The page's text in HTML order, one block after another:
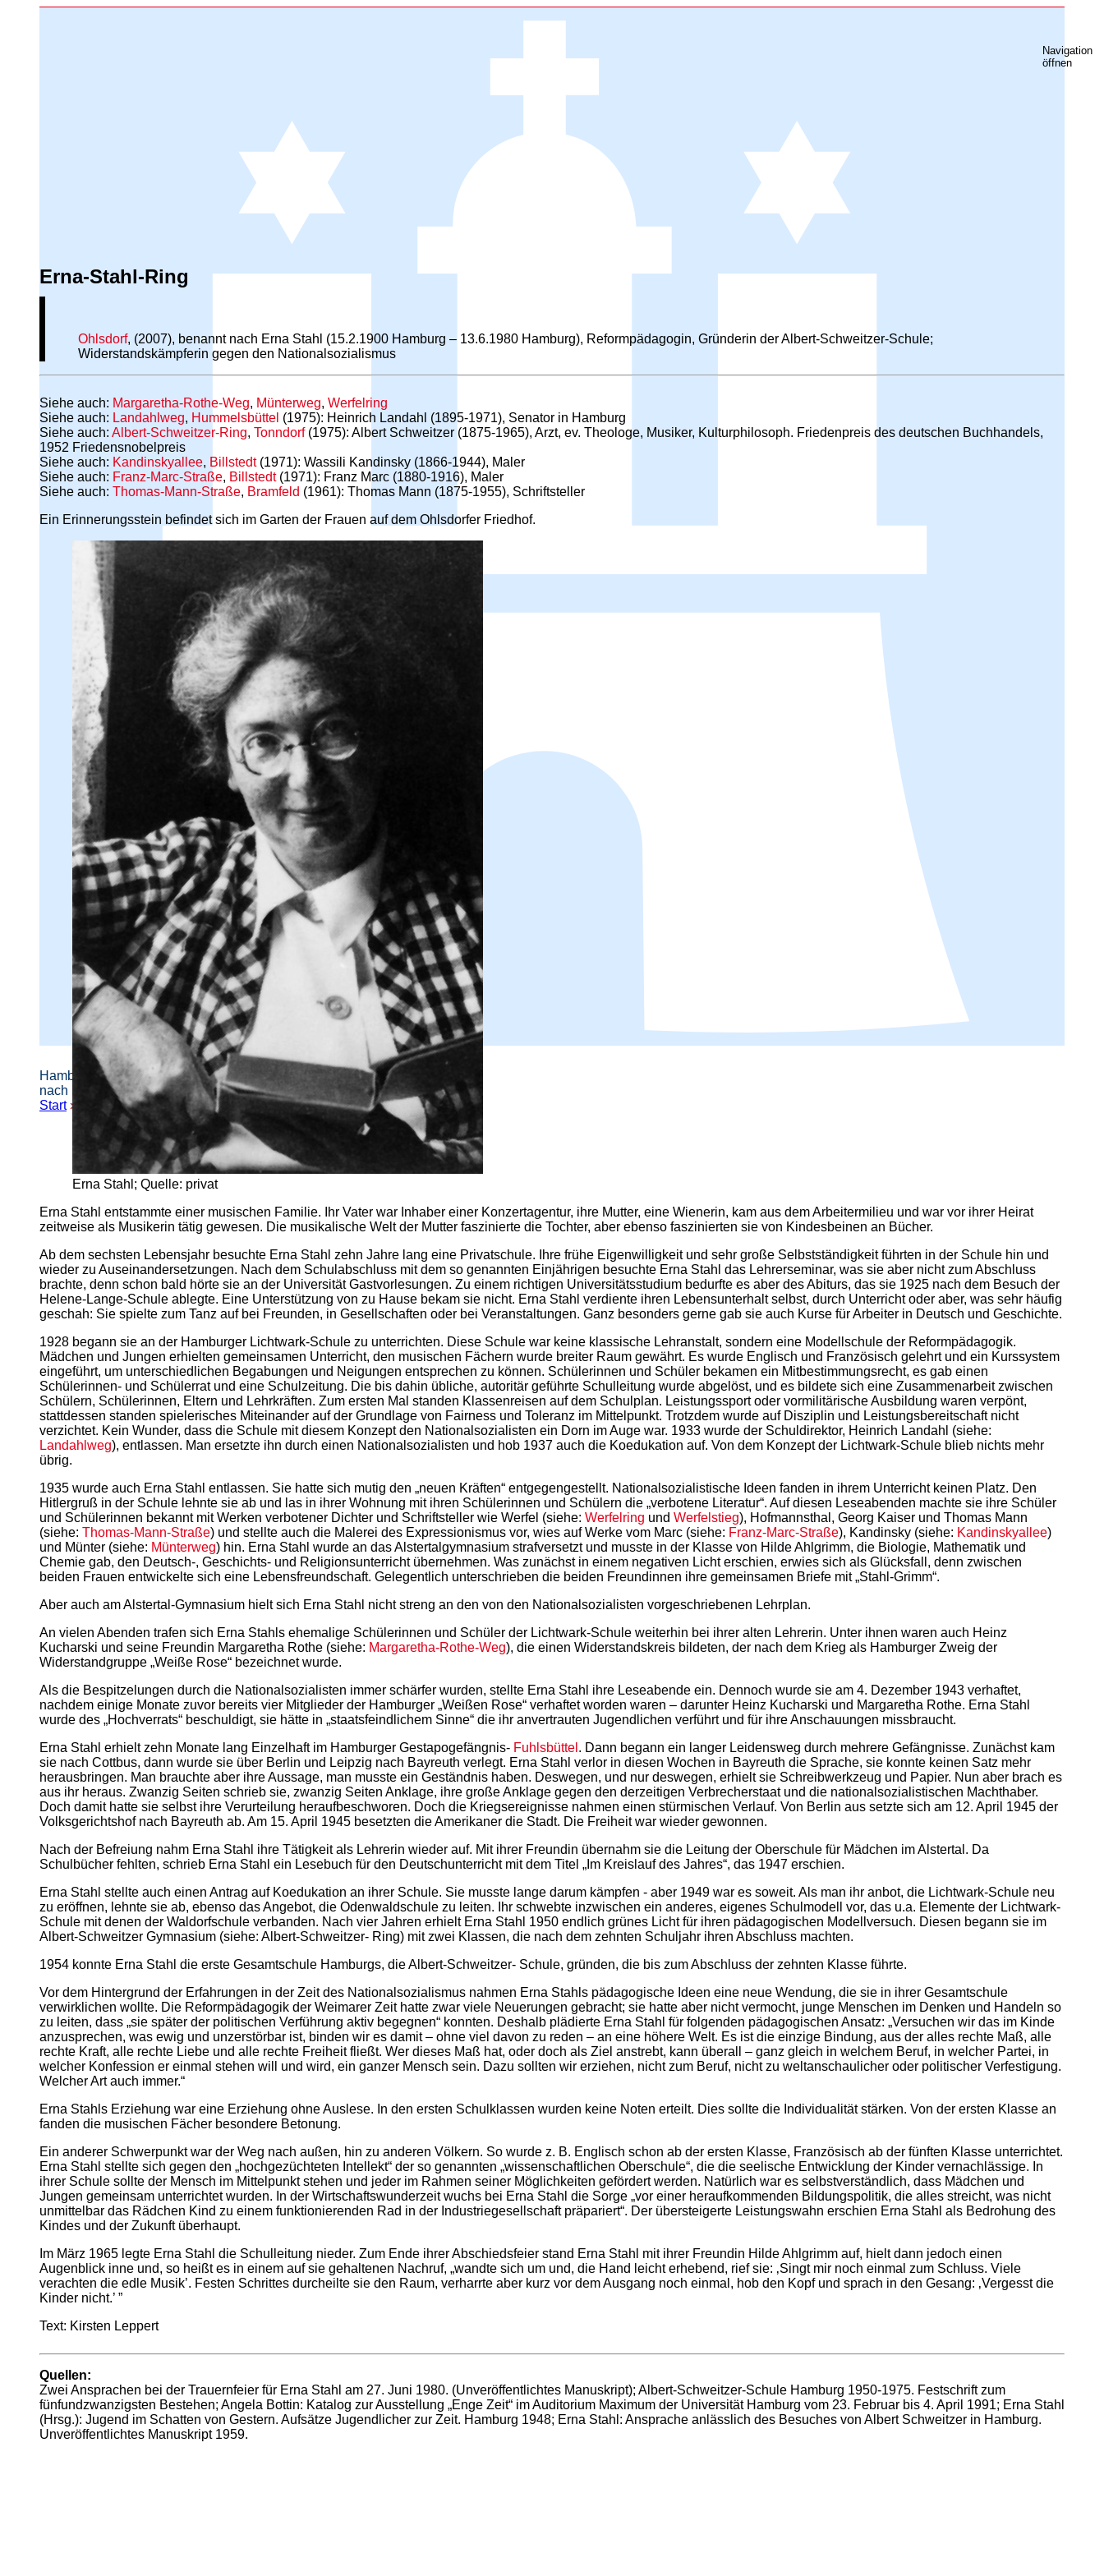
Hamburger Straßennamen -
nach Personen benannt
Start» Erweiterte Suche» Erna-Stahl-Ring
Navigation
öffnen
Erna-Stahl-Ring
Ohlsdorf, (2007), benannt nach Erna Stahl (15.2.1900 Hamburg – 13.6.1980 Hamburg), Reformpädagogin, Gründerin der Albert-Schweitzer-Schule;
Widerstandskämpferin gegen den Nationalsozialismus
Siehe auch: Margaretha-Rothe-Weg, Münterweg, Werfelring
Siehe auch: Landahlweg, Hummelsbüttel (1975): Heinrich Landahl (1895-1971), Senator in Hamburg
Siehe auch: Albert-Schweitzer-Ring, Tonndorf(1975): Albert Schweitzer (1875-1965), Arzt, ev. Theologe, Musiker, Kulturphilosoph. Friedenpreis des deutschen Buchhandels,
1952 Friedensnobelpreis
Siehe auch: Kandinskyallee, Billstedt(1971): Wassili Kandinsky (1866-1944), Maler
Siehe auch: Franz-Marc-Straße, Billstedt(1971): Franz Marc (1880-1916), Maler
Siehe auch: Thomas-Mann-Straße, Bramfeld (1961): Thomas Mann (1875-1955), Schriftsteller
Ein Erinnerungsstein befindet sich im Garten der Frauen auf dem Ohlsdorfer Friedhof.
Erna Stahl; Quelle: privat
Erna Stahl entstammte einer musischen Familie. Ihr Vater war Inhaber einer Konzertagentur, ihre Mutter, eine Wienerin, kam aus dem Arbeitermilieu und war vor ihrer Heirat
zeitweise als Musikerin tätig gewesen. Die musikalische Welt der Mutter faszinierte die Tochter, aber ebenso faszinierten sie von Kindesbeinen an Bücher.
Ab dem sechsten Lebensjahr besuchte Erna Stahl zehn Jahre lang eine Privatschule. Ihre frühe Eigenwilligkeit und sehr große Selbstständigkeit führten in der Schule hin und
wieder zu Auseinandersetzungen. Nach dem Schulabschluss mit dem so genannten Einjährigen besuchte Erna Stahl das Lehrerseminar, was sie aber nicht zum Abschluss
brachte, denn schon bald hörte sie an der Universität Gastvorlesungen. Zu einem richtigen Universitätsstudium bedurfte es aber des Abiturs, das sie 1925 nach dem Besuch der
Helene-Lange-Schule ablegte. Eine Unterstützung von zu Hause bekam sie nicht. Erna Stahl verdiente ihren Lebensunterhalt selbst, durch Unterricht oder aber, was sehr häufig
geschah: Sie spielte zum Tanz auf bei Freunden, in Gesellschaften oder bei Veranstaltungen. Ganz besonders gerne gab sie auch Kurse für Arbeiter in Deutsch und Geschichte.
1928 begann sie an der Hamburger Lichtwark-Schule zu unterrichten. Diese Schule war keine klassische Lehranstalt, sondern eine Modellschule der Reformpädagogik.
Mädchen und Jungen erhielten gemeinsamen Unterricht, den musischen Fächern wurde breiter Raum gewährt. Es wurde Englisch und Französisch gelehrt und ein Kurssystem
eingeführt, um unterschiedlichen Begabungen und Neigungen entsprechen zu können. Schülerinnen und Schüler bekamen ein Mitbestimmungsrecht, es gab einen
Schülerinnen- und Schülerrat und eine Schulzeitung. Die bis dahin übliche, autoritär geführte Schulleitung wurde abgelöst, und es bildete sich eine Zusammenarbeit zwischen
Schülern, Schülerinnen, Eltern und Lehrkräften. Zum ersten Mal standen Klassenreisen auf dem Schulplan. Leistungssport oder vormilitärische Ausbildung waren verpönt,
stattdessen standen spielerisches Miteinander auf der Grundlage von Fairness und Toleranz im Mittelpunkt. Trotzdem wurde auf Disziplin und Leistungsbereitschaft nicht
verzichtet. Kein Wunder, dass die Schule mit diesem Konzept den Nationalsozialisten ein Dorn im Auge war. 1933 wurde der Schuldirektor, Heinrich Landahl (siehe:
Landahlweg), entlassen. Man ersetzte ihn durch einen Nationalsozialisten und hob 1937 auch die Koedukation auf. Von dem Konzept der Lichtwark-Schule blieb nichts mehr
übrig.
1935 wurde auch Erna Stahl entlassen. Sie hatte sich mutig den „neuen Kräften“ entgegengestellt. Nationalsozialistische Ideen fanden in ihrem Unterricht keinen Platz. Den
Hitlergruß in der Schule lehnte sie ab und las in ihrer Wohnung mit ihren Schülerinnen und Schülern die „verbotene Literatur“. Auf diesen Leseabenden machte sie ihre Schüler
und Schülerinnen bekannt mit Werken verbotener Dichter und Schriftsteller wie Werfel (siehe: Werfelring und Werfelstieg), Hofmannsthal, Georg Kaiser und Thomas Mann
(siehe: Thomas-Mann-Straße) und stellte auch die Malerei des Expressionismus vor, wies auf Werke vom Marc (siehe: Franz-Marc-Straße), Kandinsky (siehe: Kandinskyallee)
und Münter (siehe: Münterweg) hin. Erna Stahl wurde an das Alstertalgymnasium strafversetzt und musste in der Klasse von Hilde Ahlgrimm, die Biologie, Mathematik und
Chemie gab, den Deutsch-, Geschichts- und Religionsunterricht übernehmen. Was zunächst in einem negativen Licht erschien, erwies sich als Glücksfall, denn zwischen
beiden Frauen entwickelte sich eine Lebensfreundschaft. Gelegentlich unterschrieben die beiden Freundinnen ihre gemeinsamen Briefe mit „Stahl-Grimm“.
Aber auch am Alstertal-Gymnasium hielt sich Erna Stahl nicht streng an den von den Nationalsozialisten vorgeschriebenen Lehrplan.
An vielen Abenden trafen sich Erna Stahls ehemalige Schülerinnen und Schüler der Lichtwark-Schule weiterhin bei ihrer alten Lehrerin. Unter ihnen waren auch Heinz
Kucharski und seine Freundin Margaretha Rothe (siehe: Margaretha-Rothe-Weg), die einen Widerstandskreis bildeten, der nach dem Krieg als Hamburger Zweig der
Widerstandgruppe „Weiße Rose“ bezeichnet wurde.
Als die Bespitzelungen durch die Nationalsozialisten immer schärfer wurden, stellte Erna Stahl ihre Leseabende ein. Dennoch wurde sie am 4. Dezember 1943 verhaftet,
nachdem einige Monate zuvor bereits vier Mitglieder der Hamburger „Weißen Rose“ verhaftet worden waren – darunter Heinz Kucharski und Margaretha Rothe. Erna Stahl
wurde des „Hochverrats“ beschuldigt, sie hätte in „staatsfeindlichem Sinne“ die ihr anvertrauten Jugendlichen verführt und für ihre Anschauungen missbraucht.
Erna Stahl erhielt zehn Monate lang Einzelhaft im Hamburger Gestapogefängnis- Fuhlsbüttel . Dann begann ein langer Leidensweg durch mehrere Gefängnisse. Zunächst kam
sie nach Cottbus, dann wurde sie über Berlin und Leipzig nach Bayreuth verlegt. Erna Stahl verlor in diesen Wochen in Bayreuth die Sprache, sie konnte keinen Satz mehr
herausbringen. Man brauchte aber ihre Aussage, man musste ein Geständnis haben. Deswegen, und nur deswegen, erhielt sie Schreibwerkzeug und Papier. Nun aber brach es
aus ihr heraus. Zwanzig Seiten schrieb sie, zwanzig Seiten Anklage, ihre große Anklage gegen den derzeitigen Verbrecherstaat und die nationalsozialistischen Machthaber.
Doch damit hatte sie selbst ihre Verurteilung heraufbeschworen. Doch die Kriegsereignisse nahmen einen stürmischen Verlauf. Von Berlin aus setzte sich am 12. April 1945 der
Volksgerichtshof nach Bayreuth ab. Am 15. April 1945 besetzten die Amerikaner die Stadt. Die Freiheit war wieder gewonnen.
Nach der Befreiung nahm Erna Stahl ihre Tätigkeit als Lehrerin wieder auf. Mit ihrer Freundin übernahm sie die Leitung der Oberschule für Mädchen im Alstertal. Da
Schulbücher fehlten, schrieb Erna Stahl ein Lesebuch für den Deutschunterricht mit dem Titel „Im Kreislauf des Jahres“, das 1947 erschien.
Erna Stahl stellte auch einen Antrag auf Koedukation an ihrer Schule. Sie musste lange darum kämpfen - aber 1949 war es soweit. Als man ihr anbot, die Lichtwark-Schule neu
zu eröffnen, lehnte sie ab, ebenso das Angebot, die Odenwaldschule zu leiten. Ihr schwebte inzwischen ein anderes, eigenes Schulmodell vor, das u.a. Elemente der Lichtwark-
Schule mit denen der Waldorfschule verbanden. Nach vier Jahren erhielt Erna Stahl 1950 endlich grünes Licht für ihren pädagogischen Modellversuch. Diesen begann sie im
Albert-Schweitzer Gymnasium (siehe: Albert-Schweitzer- Ring) mit zwei Klassen, die nach dem zehnten Schuljahr ihren Abschluss machten.
1954 konnte Erna Stahl die erste Gesamtschule Hamburgs, die Albert-Schweitzer- Schule, gründen, die bis zum Abschluss der zehnten Klasse führte.
Vor dem Hintergrund der Erfahrungen in der Zeit des Nationalsozialismus nahmen Erna Stahls pädagogische Ideen eine neue Wendung, die sie in ihrer Gesamtschule
verwirklichen wollte. Die Reformpädagogik der Weimarer Zeit hatte zwar viele Neuerungen gebracht; sie hatte aber nicht vermocht, junge Menschen im Denken und Handeln so
zu leiten, dass „sie später der politischen Verführung aktiv begegnen“ konnten. Deshalb plädierte Erna Stahl für folgenden pädagogischen Ansatz: „Versuchen wir das im Kinde
anzusprechen, was ewig und unzerstörbar ist, binden wir es damit – ohne viel davon zu reden – an eine höhere Welt. Es ist die einzige Bindung, aus der alles rechte Maß, alle
rechte Kraft, alle rechte Liebe und alle rechte Freiheit fließt. Wer dieses Maß hat, oder doch als Ziel anstrebt, kann überall – ganz gleich in welchem Beruf, in welcher Partei, in
welcher Konfession er einmal stehen will und wird, ein ganzer Mensch sein. Dazu sollten wir erziehen, nicht zum Beruf, nicht zu weltanschaulicher oder politischer Verfestigung.
Welcher Art auch immer.“
Erna Stahls Erziehung war eine Erziehung ohne Auslese. In den ersten Schulklassen wurden keine Noten erteilt. Dies sollte die Individualität stärken. Von der ersten Klasse an
fanden die musischen Fächer besondere Betonung.
Ein anderer Schwerpunkt war der Weg nach außen, hin zu anderen Völkern. So wurde z. B. Englisch schon ab der ersten Klasse, Französisch ab der fünften Klasse unterrichtet.
Erna Stahl stellte sich gegen den „hochgezüchteten Intellekt“ der so genannten „wissenschaftlichen Oberschule“, die die seelische Entwicklung der Kinder vernachlässige. In
ihrer Schule sollte der Mensch im Mittelpunkt stehen und jeder im Rahmen seiner Möglichkeiten gefördert werden. Natürlich war es selbstverständlich, dass Mädchen und
Jungen gemeinsam unterrichtet wurden. In der Wirtschaftswunderzeit wuchs bei Erna Stahl die Sorge „vor einer heraufkommenden Bildungspolitik, die alles streicht, was nicht
unmittelbar das Rädchen Kind zu einem funktionierenden Rad in der Industriegesellschaft präpariert“. Der übersteigerte Leistungswahn erschien Erna Stahl als Bedrohung des
Kindes und der Zukunft überhaupt.
Im März 1965 legte Erna Stahl die Schulleitung nieder. Zum Ende ihrer Abschiedsfeier stand Erna Stahl mit ihrer Freundin Hilde Ahlgrimm auf, hielt dann jedoch einen
Augenblick inne und, so heißt es in einem auf sie gehaltenen Nachruf, „wandte sich um und, die Hand leicht erhebend, rief sie: ‚Singt mir noch einmal zum Schluss. Viele
verachten die edle Musik’. Festen Schrittes durcheilte sie den Raum, verharrte aber kurz vor dem Ausgang noch einmal, hob den Kopf und sprach in den Gesang: ‚Vergesst die
Kinder nicht.’ ”
Text: Kirsten Leppert
Quellen:
Zwei Ansprachen bei der Trauernfeier für Erna Stahl am 27. Juni 1980. (Unveröffentlichtes Manuskript); Albert-Schweitzer-Schule Hamburg 1950-1975. Festschrift zum
fünfundzwanzigsten Bestehen; Angela Bottin: Katalog zur Ausstellung „Enge Zeit“ im Auditorium Maximum der Universität Hamburg vom 23. Februar bis 4. April 1991; Erna Stahl
(Hrsg.): Jugend im Schatten von Gestern. Aufsätze Jugendlicher zur Zeit. Hamburg 1948; Erna Stahl: Ansprache anlässlich des Besuches von Albert Schweitzer in Hamburg.
Unveröffentlichtes Manuskript 1959.